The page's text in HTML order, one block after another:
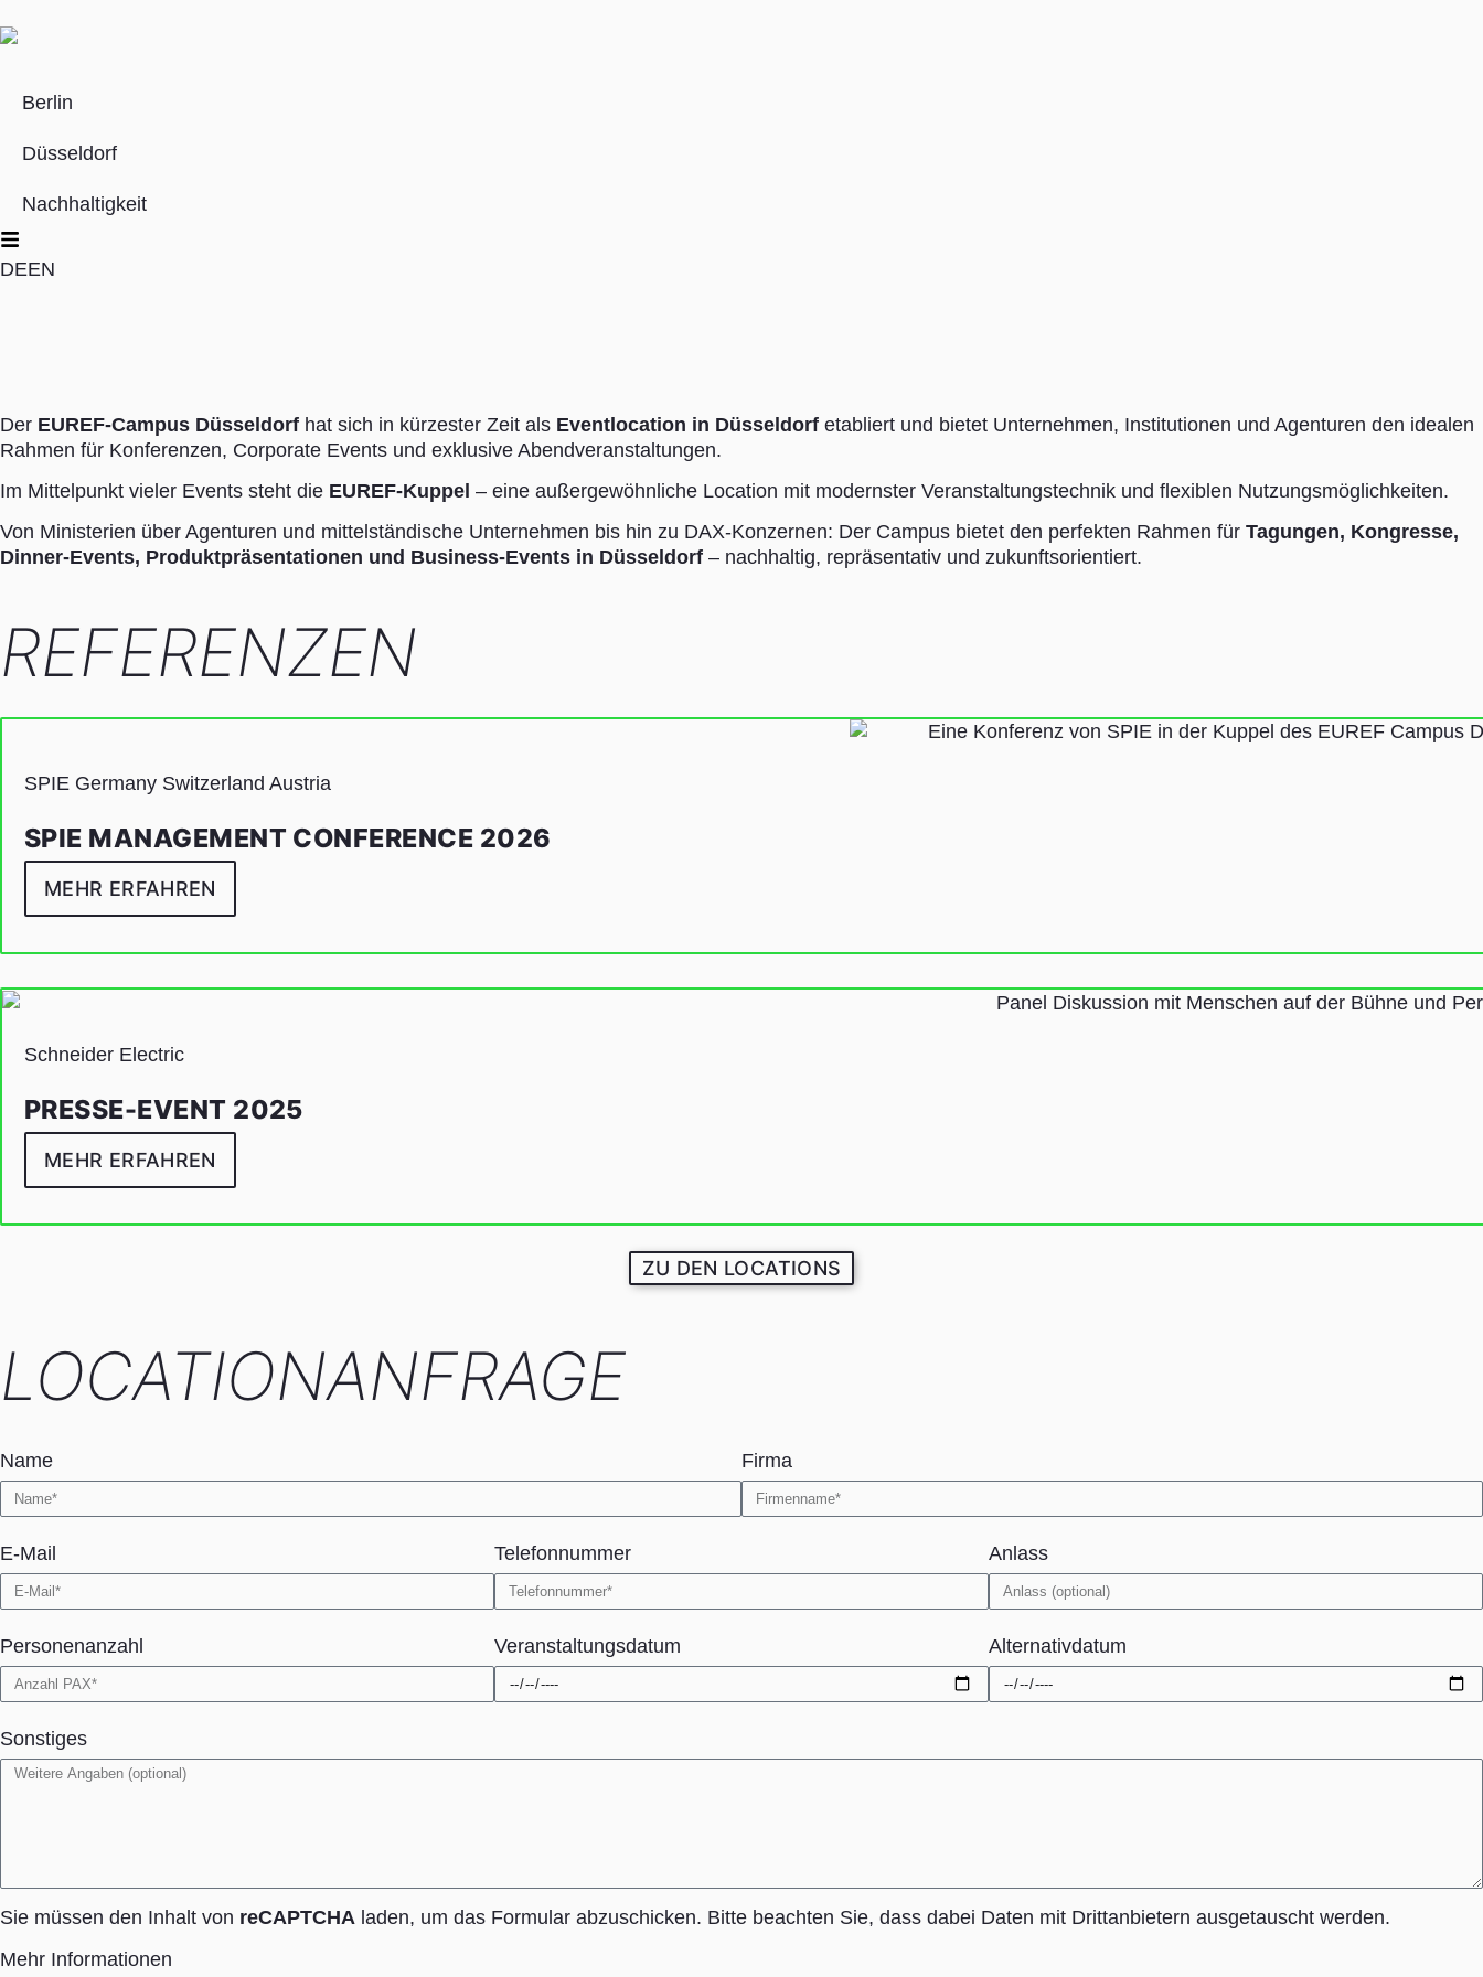
Berlin
Düsseldorf
Nachhaltigkeit
DEEN
Der EUREF-Campus Düsseldorf hat sich in kürzester Zeit als Eventlocation in Düsseldorf etabliert und bietet Unternehmen, Institutionen und Agenturen den idealen
Rahmen für Konferenzen, Corporate Events und exklusive Abendveranstaltungen.
Im Mittelpunkt vieler Events steht die EUREF-Kuppel – eine außergewöhnliche Location mit modernster Veranstaltungstechnik und flexiblen Nutzungsmöglichkeiten.
Von Ministerien über Agenturen und mittelständische Unternehmen bis hin zu DAX-Konzernen: Der Campus bietet den perfekten Rahmen für Tagungen, Kongresse,
Dinner-Events, Produktpräsentationen und Business-Events in Düsseldorf – nachhaltig, repräsentativ und zukunftsorientiert.
REFERENZEN
SPIE Germany Switzerland Austria
SPIE MANAGEMENT CONFERENCE 2026
MEHR ERFAHREN
Schneider Electric
PRESSE-EVENT 2025
MEHR ERFAHREN
ZU DEN LOCATIONS
LOCATIONANFRAGE
Name Firma
E-Mail Telefonnummer Anlass
Personenanzahl Veranstaltungsdatum Alternativdatum
Sonstiges
Sie müssen den Inhalt von reCAPTCHA laden, um das Formular abzuschicken. Bitte beachten Sie, dass dabei Daten mit Drittanbietern ausgetauscht werden.
Mehr Informationen